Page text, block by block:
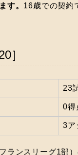
す。 16歳での契約
］
23
0得
3ア
ランスリーグ1部